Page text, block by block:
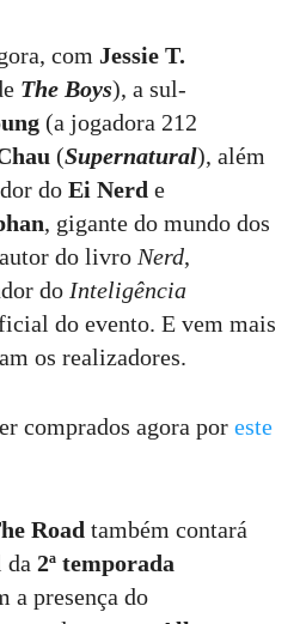
com Jessie T.
The Boys), a sul-
(a jogadora 212
(Supernatural), além
do Ei Nerd e
, gigante do mundo dos
do livro Nerd,
do Inteligência
do evento. E vem mais
os realizadores.
comprados agora por este
Road também contará
da 2ª temporada
a presença do